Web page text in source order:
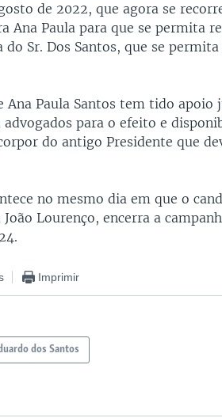
de 2022, que agora se
Ana Paula para que se permita
do Sr. Dos Santos, que se
Ana Paula Santos tem tido apoio
para o efeito e
do antigo Presidente que
no mesmo dia em que o
Lourenço, encerra a
Imprimir
dos Santos